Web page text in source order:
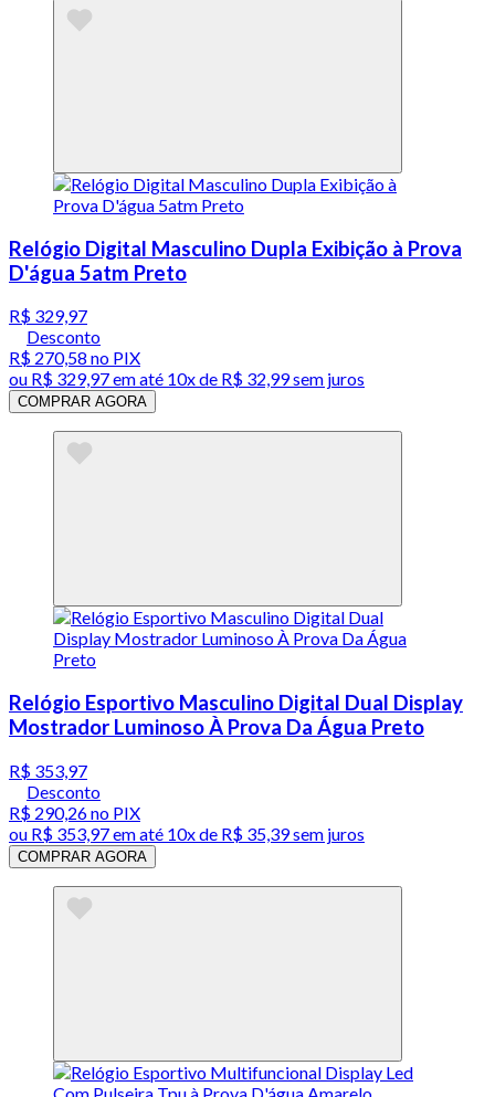
Relógio Digital Masculino Dupla Exibição à Prova
D'água 5atm Preto
R$ 329,97
Desconto
R$ 270,58 no PIX
ou R$ 329,97em até 10x de R$ 32,99 sem juros
COMPRAR AGORA
Relógio Esportivo Masculino Digital Dual Display
Mostrador Luminoso À Prova Da Água Preto
R$ 353,97
Desconto
R$ 290,26no PIX
ou R$ 353,97em até 10x de R$ 35,39 sem juros
COMPRAR AGORA